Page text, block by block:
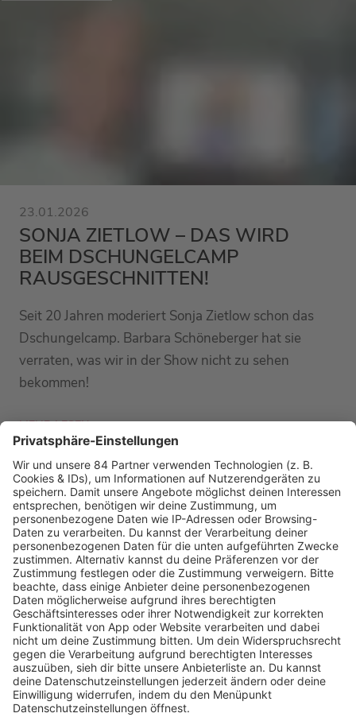
23.01.2026
SONJA ZIETLOW – DAS WIRD
BEIM DSCHUNGELCAMP
RAUSGESCHNITTEN!
Seit 20 Jahren moderiert Sonja Zietlow schon das
Dschungelcamp. Barbara Schöneberger hat sie
verraten, was wir in der Show nicht zu sehen
bekommen!
MEHR LESEN
PODCAST-GÄSTE: MEHR NEWS
HOME
RADIOS
barba radio
Lagerfeuer
Füße hoch
Schmusekatze
Song Contest